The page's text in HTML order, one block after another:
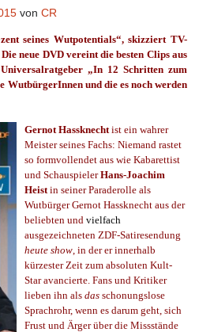
von CR
seines Wutpotentials“, skizziert TV-
neue DVD vereint die besten Clips aus
„In 12 Schritten zum
WutbürgerInnen und die es noch werden
Gernot Hassknecht ist ein wahrer
Meister seines Fachs: Niemand rastet
so formvollendet aus wie Kabarettist
und SchauspielerHans-Joachim
Heist in seiner Paraderolle als
Wutbürger Gernot Hassknecht aus der
beliebten und vielfach
ausgezeichneten ZDF-Satiresendung
heute show , in der er innerhalb
kürzester Zeit zum absoluten Kult-
Star avancierte. Fans und Kritiker
lieben ihn als das schonungslose
Sprachrohr, wenn es darum geht, sich
Frust und Ärger über die Missstände